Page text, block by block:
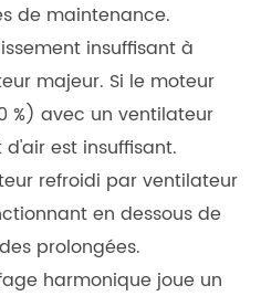
de maintenance.
insuffisant à
majeur. Si le moteur
%) avec un ventilateur
est insuffisant.
refroidi par ventilateur
en dessous de
prolongées.
harmonique joue un